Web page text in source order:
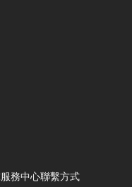
務中心聯繫方式